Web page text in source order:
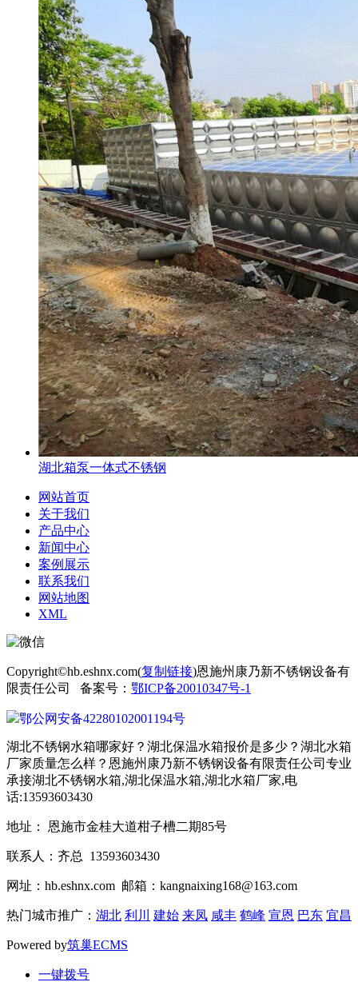
湖北箱泵一体式不锈钢
网站首页
关于我们
产品中心
新闻中心
案例展示
联系我们
网站地图
XML
Copyright©hb.eshnx.com(复制链接)恩施州康乃新不锈钢设备有
限责任公司 备案号： 鄂ICP备20010347号-1
鄂公网安备42280102001194号
湖北不锈钢水箱哪家好？湖北保温水箱报价是多少？湖北水箱
厂家质量怎么样？恩施州康乃新不锈钢设备有限责任公司专业
承接湖北不锈钢水箱,湖北保温水箱,湖北水箱厂家,电
话:13593603430
地址： 恩施市金桂大道柑子槽二期85号
联系人：齐总 13593603430
网址：hb.eshnx.com 邮箱：kangnaixing168@163.com
热门城市推广： 湖北 利川 建始 来凤 咸丰 鹤峰 宣恩 巴东 宜昌
Powered by筑巢ECMS
一键拨号